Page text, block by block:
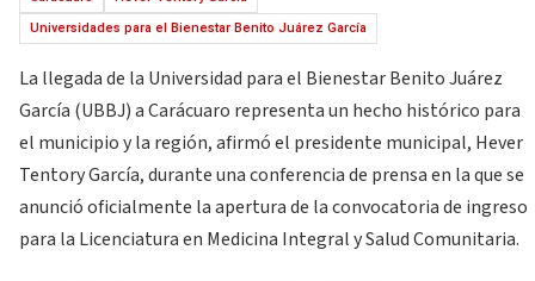
Universidades para el Bienestar Benito Juárez García
La llegada de la Universidad para el Bienestar Benito Juárez
García (UBBJ) a Carácuaro representa un hecho histórico para
el municipio y la región, afirmó el presidente municipal, Hever
Tentory García, durante una conferencia de prensa en la que se
anunció oficialmente la apertura de la convocatoria de ingreso
para la Licenciatura en Medicina Integral y Salud Comunitaria.